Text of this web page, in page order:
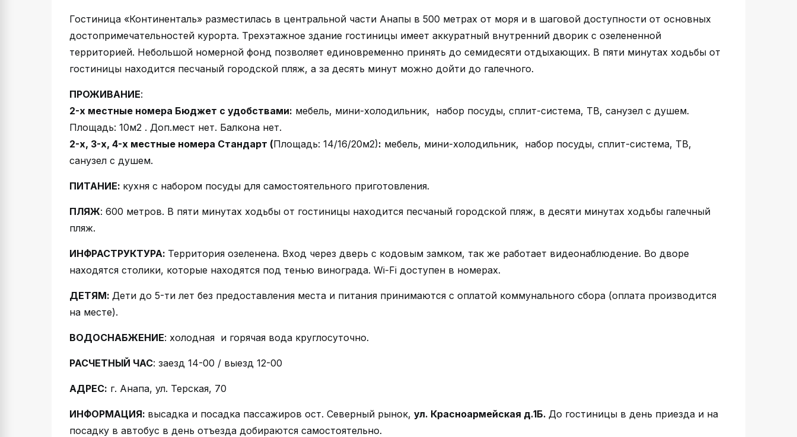
Гостиница «Континенталь» разместилась в центральной части Анапы в 500 метрах от моря и в шаговой доступности от основных
достопримечательностей курорта. Трехэтажное здание гостиницы имеет аккуратный внутренний дворик с озелененной
территорией. Небольшой номерной фонд позволяет единовременно принять до семидесяти отдыхающих. В пяти минутах ходьбы от
гостиницы находится песчаный городской пляж, а за десять минут можно дойти до галечного.
ПРОЖИВАНИЕ:
2-х местные номера Бюджет с удобствами: мебель, мини-холодильник, набор посуды, сплит-система, ТВ, санузел с душем.
Площадь: 10м2 . Доп.мест нет. Балкона нет.
2-х, 3-х, 4-х местные номера Стандарт (Площадь: 14/16/20м2): мебель, мини-холодильник, набор посуды, сплит-система, ТВ,
санузел с душем.
ПИТАНИЕ: кухня с набором посуды для самостоятельного приготовления.
ПЛЯЖ: 600 метров. В пяти минутах ходьбы от гостиницы находится песчаный городской пляж, в десяти минутах ходьбы галечный
пляж.
ИНФРАСТРУКТУРА: Территория озеленена. Вход через дверь с кодовым замком, так же работает видеонаблюдение. Во дворе
находятся столики, которые находятся под тенью винограда. Wi-Fi доступен в номерах.
ДЕТЯМ: Дети до 5-ти лет без предоставления места и питания принимаются с оплатой коммунального сбора (оплата производится
на месте).
ВОДОСНАБЖЕНИЕ: холодная и горячая вода круглосуточно.
РАСЧЕТНЫЙ ЧАС: заезд 14-00 / выезд 12-00
АДРЕС: г. Анапа, ул. Терская, 70
ИНФОРМАЦИЯ: высадка и посадка пассажиров ост. Северный рынок, ул. Красноармейская д.1Б. До гостиницы в день приезда и на
посадку в автобус в день отъезда добираются самостоятельно.